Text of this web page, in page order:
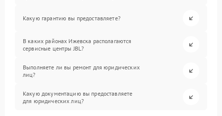
Какую гарантию вы предоставляете?
В каких районах Ижевска располагаются
сервисные центры JBL?
Выполняете ли вы ремонт для юридических
лиц?
Какую документацию вы предоставляете
для юридических лиц?